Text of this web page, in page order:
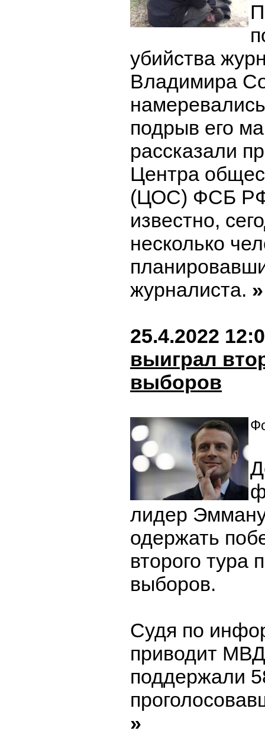
убийства
Владимира
подрыв его
рассказали
Центра
(ЦОС) ФСБ
известно,
несколько
журналиста. »
25.4.2022
выиграл
выборов
лидер
одержать
второго тура
выборов.
Судя по
приводит
поддержали
»